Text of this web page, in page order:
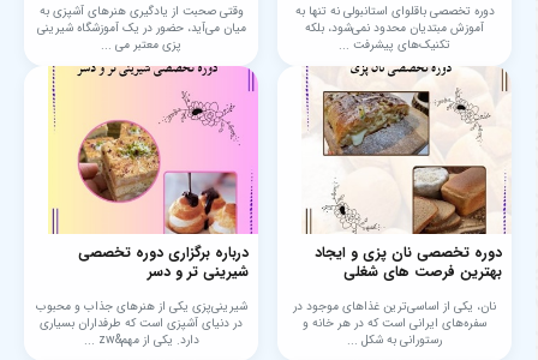
دوره تخصصی باقلوای استانبولی نه تنها به
آموزش مبتدیان محدود نمی‌شود، بلکه
تکنیک‌های پیشرفت ...
وقتی صحبت از یادگیری هنرهای آشپزی به
میان می‌آید، حضور در یک آموزشگاه شیرینی
پزی معتبر می‌ ...
دوره تخصصی نان پزی و ایجاد
بهترین فرصت های شغلی
نان، یکی از اساسی‌ترین غذاهای موجود در
سفره‌های ایرانی است که در هر خانه و
رستورانی به شکل ...
درباره برگزاری دوره تخصصی
شیرینی تر و دسر
شیرینی‌پزی یکی از هنرهای جذاب و محبوب
در دنیای آشپزی است که طرفداران بسیاری
دارد. یکی از مهم&zw ...